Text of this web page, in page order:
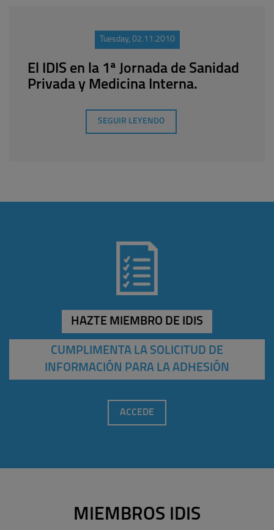
Tuesday, 02.11.2010
El IDIS en la 1ª Jornada de Sanidad
Privada y Medicina Interna.
SEGUIR LEYENDO
HAZTE MIEMBRO DE IDIS
CUMPLIMENTA LA SOLICITUD DE
INFORMACIÓN PARA LA ADHESIÓN
ACCEDE
MIEMBROS IDIS